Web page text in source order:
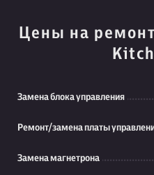
Цены на
Замена блока управления
Ремонт/замена платы
Замена магнетрона